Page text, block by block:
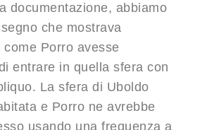
documentazione, abbiamo
che mostrava
Porro avesse
entrare in quella sfera con
La sfera di Uboldo
e Porro ne avrebbe
usando una frequenza a